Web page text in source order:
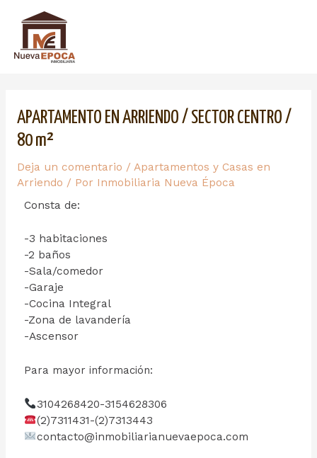
APARTAMENTO EN ARRIENDO / SECTOR CENTRO /
80 m²
Deja un comentario / Apartamentos y Casas en
Arriendo / Por Inmobiliaria Nueva Época
Consta de:
-3 habitaciones
-2 baños
-Sala/comedor
-Garaje
-Cocina Integral
-Zona de lavandería
-Ascensor
Para mayor información:
3104268420-3154628306
(2)7311431-(2)7313443
contacto@inmobiliarianuevaepoca.com